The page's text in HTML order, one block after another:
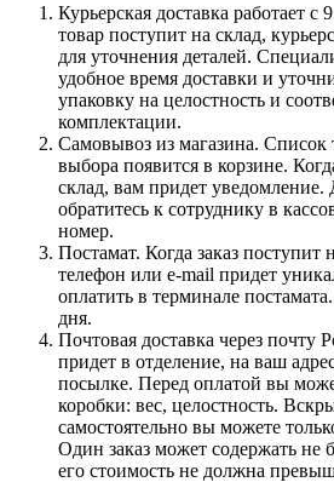
Курьерская доставка работает с
товар поступит на склад,
для уточнения деталей.
удобное время доставки и
упаковку на целостность и
комплектации.
Самовывоз из магазина. Список
выбора появится в корзине.
склад, вам придет уведомление.
обратитесь к сотруднику в
номер.
Постамат. Когда заказ поступит
телефон или e-mail придет
оплатить в терминале
дня.
Почтовая доставка через почту
придет в отделение, на ваш
посылке. Перед оплатой вы
коробки: вес, целостность.
самостоятельно вы можете
Один заказ может содержать не
его стоимость не должна